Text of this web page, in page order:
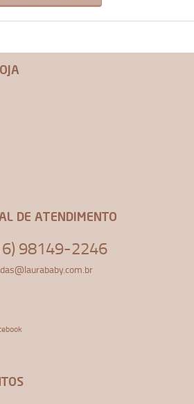
DE ATENDIMENTO
98149-2246